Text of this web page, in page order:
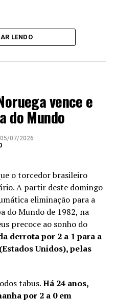
campo foi naquela
é simplesmente a
se tornou,
da história a vencer
Pelé, na Suécia, em
LENDO
vence e
do Mundo
05/07/2026
o torcedor brasileiro
A partir deste domingo
eliminação para a
do Mundo de 1982, na
precoce ao sonho do
derrota por 2 a 1 para a
Unidos), pelas
tabus.Há 24 anos,
por 2 a 0 em